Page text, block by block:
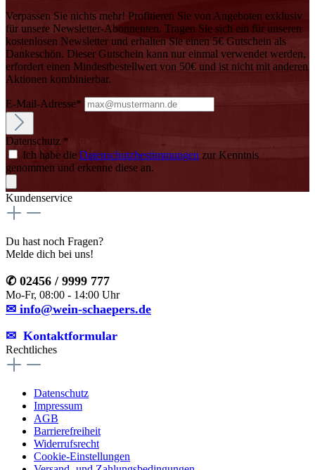
Verpassen Sie nichts mehr! Profitieren Sie von Angeboten exklusiv
für unsere Newsletter-Abonnenten. Tragen Sie sich ein für unseren
kostenlosen Newsletter und erhalten Sie einen 5€ Gutschein als
Dankeschön. Dieser Gutschein kann nur einmal verwendet werden,
erfordert einen Mindestbestellwert von 50€ und ist nicht mit anderen
Aktionen kombinierbar.
E-Mail-Adresse*
Datenschutz *
Ich habe die Datenschutzbestimmungen zur Kenntnis
genommen und erkenne diese an.
Kundenservice
Du hast noch Fragen?
Melde dich bei uns!
✆ 02456 / 9999 777
Mo-Fr, 08:00 - 14:00 Uhr
✉ info@wein-schaepers.de
✉︎ Kontaktformular
Rechtliches
Datenschutz
Impressum
AGB
Barrierefreiheit
Widerrufsrecht
Cookie-Einstellungen